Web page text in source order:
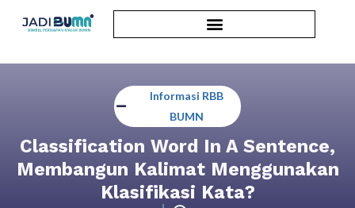
Informasi RBB
BUMN
Classification Word In A Sentence,
Membangun Kalimat Menggunakan
Klasifikasi Kata?